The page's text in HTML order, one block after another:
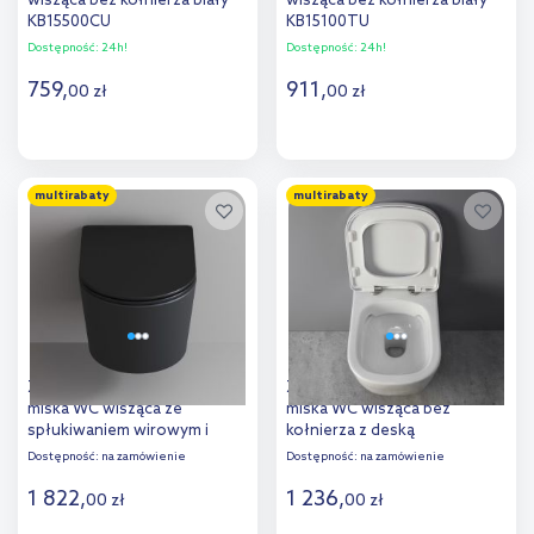
KB15500CU
Dostępność: 24h!
759,00 zł
Dodaj do
KB15100TU
Dostępność: 24h!
911,00 zł
Dodaj do
porównania
multirabaty
Zestaw Kronenbach Tube
miska WC wisząca ze
spłukiwaniem wirowym i
deską wolnoopadającą
Dostępność: na zamówienie
1 822,00 zł
multirabaty
Zestaw Kronenbach Cube
miska WC wisząca bez
kołnierza z deską
wolnoopadającą biały
Dostępność: na zamówienie
1 236,00 zł